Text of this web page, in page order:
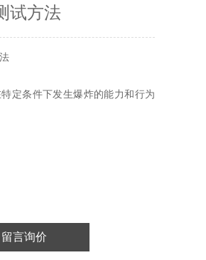
试方法
定条件下发生爆炸的能力和行为
留言询价